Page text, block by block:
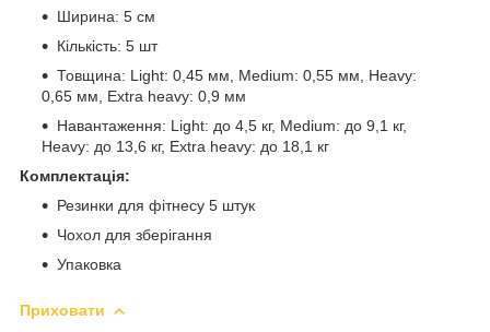
Ширина: 5 см
Кількість: 5 шт
Товщина: Light: 0,45 мм, Medium: 0,55 мм, Heavy:
0,65 мм, Extra heavy: 0,9 мм
Навантаження: Light: до 4,5 кг, Medium: до 9,1 кг,
Heavy: до 13,6 кг, Extra heavy: до 18,1 кг
Комплектація:
Резинки для фітнесу 5 штук
Чохол для зберігання
Упаковка
Приховати